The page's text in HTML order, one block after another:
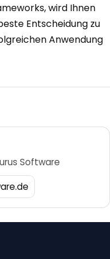
wird Ihnen
Entscheidung zu
Anwendung
Software